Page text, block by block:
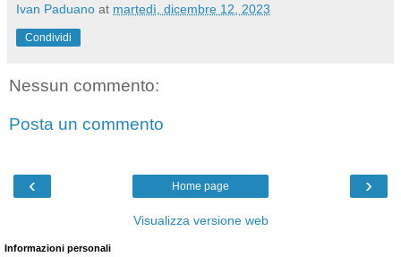
Ivan Paduano at martedì, dicembre 12, 2023
Condividi
Nessun commento:
Posta un commento
‹ ›
Home page
Visualizza versione web
Informazioni personali